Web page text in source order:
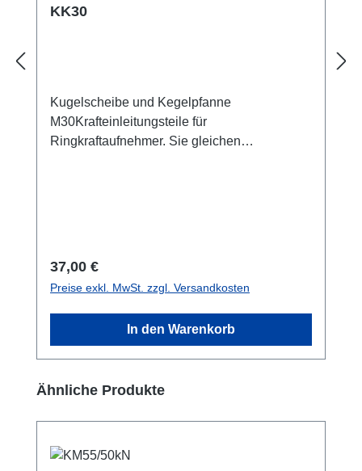
KK30
Kugelscheibe und Kegelpfanne
M30Krafteinleitungsteile für
Ringkraftaufnehmer. Sie gleichen
abgestimmt. Bitte beachten Sie die
Maximallast!
Regulärer Preis:
37,00 €
Preise exkl. MwSt. zzgl. Versandkosten
In den Warenkorb
Produktgalerie überspringen
Ähnliche Produkte